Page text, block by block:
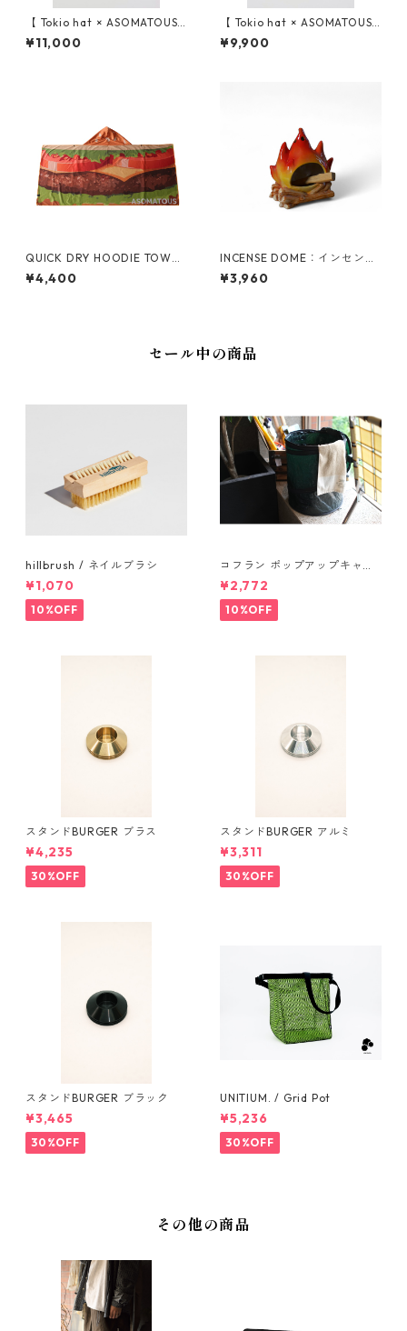
【 Tokio hat × ASOMATOUS
（トーキョーハット × アソマ
タス） 】 EVA TULIP HAT（チ
¥11,000
【 Tokio hat × ASOMATOUS
（トーキョーハット × アソマ
タス） 】 EVA CHILLBA HAT
¥9,900
QUICK DRY HOODIE TOWEL
BIG UV：クイックドライフー
ディータオルビッグUV
¥4,400
INCENSE DOME：インセンス
ドーム｢焚火｣
¥3,960
セール中の商品
hillbrush / ネイルブラシ
¥1,070
10%OFF
コフラン ポップアップキャン
プトラッシュカン Sサイズ
¥2,772
10%OFF
スタンドBURGER ブラス
¥4,235
30%OFF
スタンドBURGER アルミ
¥3,311
30%OFF
スタンドBURGER ブラック
¥3,465
30%OFF
UNITIUM. / Grid Pot
¥5,236
30%OFF
その他の商品